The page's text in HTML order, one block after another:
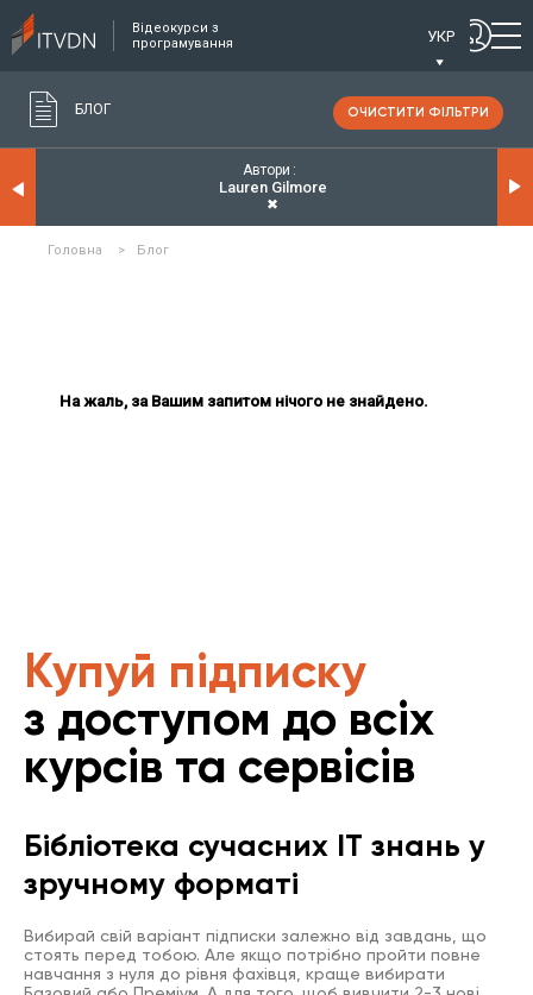
Відеокурси з
програмування
УКР
БЛОГ ОЧИСТИТИ ФІЛЬТРИ
Автори
Lauren Gilmore
✖
Головна > Блог
На жаль, за Вашим запитом нічого не знайдено.
Купуй підписку
з доступом до всіх
курсів та сервісів
Бібліотека сучасних IT знань у
зручному форматі
Вибирай свій варіант підписки залежно від завдань, що
стоять перед тобою. Але якщо потрібно пройти повне
навчання з нуля до рівня фахівця, краще вибирати